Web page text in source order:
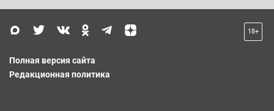
18+
Полная версия сайта
Редакционная политика